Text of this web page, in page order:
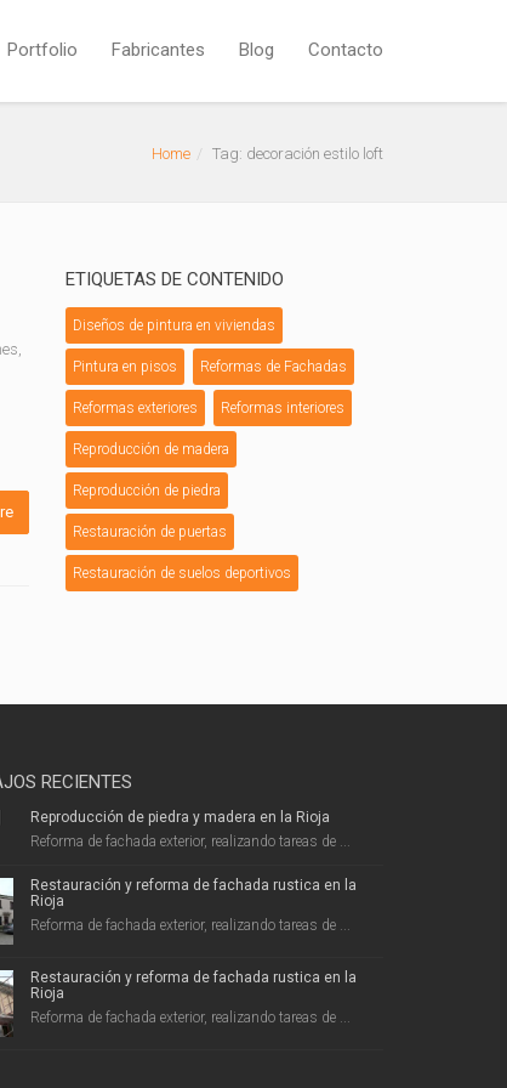
Portfolio Fabricantes Blog Contacto
Home Tag: decoración estilo loft
ETIQUETAS DE CONTENIDO
Diseños de pintura en viviendas
Pintura en pisos Reformas de Fachadas
Reformas exteriores Reformas interiores
Reproducción de madera
Reproducción de piedra
Restauración de puertas
Restauración de suelos deportivos
RECIENTES
Reproducción de piedra y madera en la Rioja
Reforma de fachada exterior, realizando tareas de ...
Restauración y reforma de fachada rustica en la
Rioja
Reforma de fachada exterior, realizando tareas de ...
Restauración y reforma de fachada rustica en la
Rioja
Reforma de fachada exterior, realizando tareas de ...